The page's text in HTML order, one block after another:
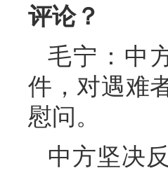
评论？
毛宁：中
件，对遇难
慰问。
中方坚决